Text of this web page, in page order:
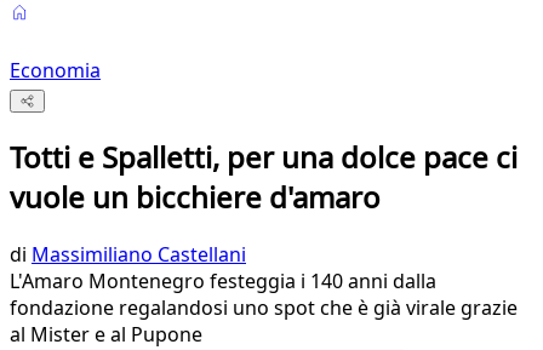
Economia
Totti e Spalletti, per una dolce pace ci
vuole un bicchiere d'amaro
di Massimiliano Castellani
L'Amaro Montenegro festeggia i 140 anni dalla
fondazione regalandosi uno spot che è già virale grazie
al Mister e al Pupone